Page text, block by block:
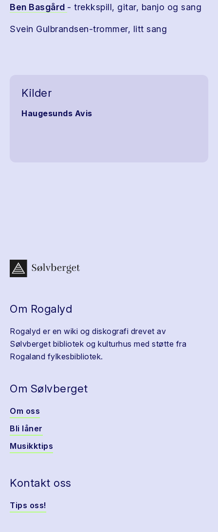
Ben Basgård - trekkspill, gitar, banjo og sang
Svein Gulbrandsen-trommer, litt sang
Kilder
Haugesunds Avis
Om Rogalyd
Rogalyd er en wiki og diskografi drevet av
Sølvberget bibliotek og kulturhus med støtte fra
Rogaland fylkesbibliotek.
Om Sølvberget
Om oss
Bli låner
Musikktips
Kontakt oss
Tips oss!